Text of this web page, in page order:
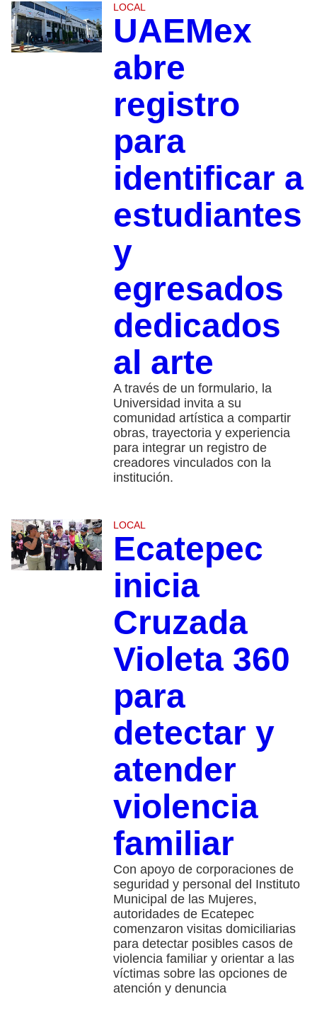
LOCAL
UAEMex
abre
registro
para
identificar a
estudiantes
y
egresados
dedicados
al arte
A través de un formulario, la
Universidad invita a su
comunidad artística a compartir
obras, trayectoria y experiencia
para integrar un registro de
creadores vinculados con la
institución.
LOCAL
Ecatepec
inicia
Cruzada
Violeta 360
para
detectar y
atender
violencia
familiar
Con apoyo de corporaciones de
seguridad y personal del Instituto
Municipal de las Mujeres,
autoridades de Ecatepec
comenzaron visitas domiciliarias
para detectar posibles casos de
violencia familiar y orientar a las
víctimas sobre las opciones de
atención y denuncia